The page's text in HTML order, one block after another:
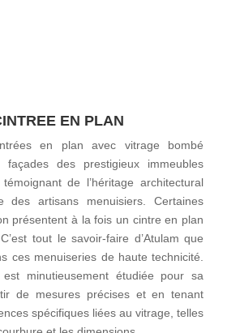
EN PLAN
en plan avec vitrage bombé
façades des prestigieux immeubles
témoignant de l’héritage architectural
des artisans menuisiers. Certaines
présentent à la fois un cintre en plan
tout le savoir-faire d’Atulam que
ces menuiseries de haute technicité.
minutieusement étudiée pour sa
de mesures précises et en tenant
spécifiques liées au vitrage, telles